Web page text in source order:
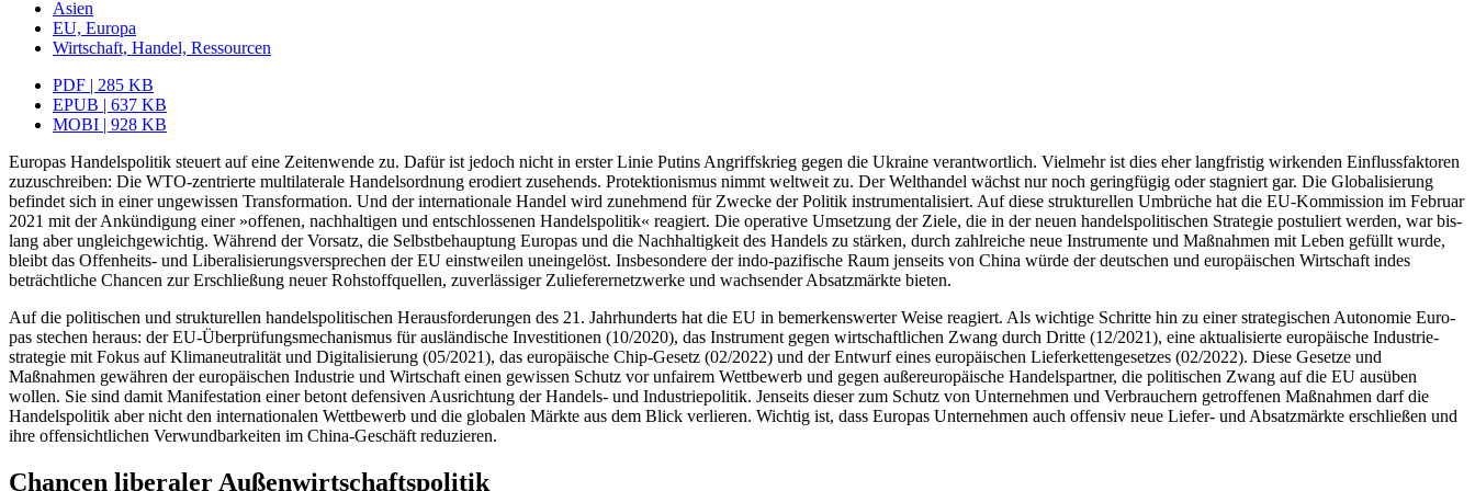
Asien
EU, Europa
Wirtschaft, Handel, Ressourcen
PDF | 285 KB
EPUB | 637 KB
MOBI | 928 KB
Europas Handelspolitik steuert auf eine Zeitenwende zu. Dafür ist jedoch nicht in erster Linie Putins Angriffskrieg gegen die Ukraine verantwortlich. Vielmehr ist dies eher langfristig wirkenden Einflussfaktoren
zuzuschreiben: Die WTO-zentrierte multi­laterale Handelsordnung erodiert zusehends. Protektionismus nimmt weltweit zu. Der Welthandel wächst nur noch geringfügig oder stagniert gar. Die Globalisierung
befin­det sich in einer ungewissen Transformation. Und der internationale Handel wird zunehmend für Zwecke der Politik instrumentalisiert. Auf diese strukturellen Um­brüche hat die EU-Kommission im Februar
2021 mit der Ankündigung einer »offenen, nachhaltigen und entschlossenen Handelspolitik« reagiert. Die operative Umsetzung der Ziele, die in der neuen handelspolitischen Strategie postuliert werden, war bis­
lang aber ungleichgewichtig. Während der Vorsatz, die Selbstbehauptung Europas und die Nachhaltigkeit des Handels zu stärken, durch zahlreiche neue Instrumente und Maßnahmen mit Leben gefüllt wurde,
bleibt das Offenheits- und Liberalisierungs­versprechen der EU einstweilen uneingelöst. Insbesondere der indo-pazifische Raum jenseits von China würde der deutschen und europäischen Wirtschaft indes
beträcht­liche Chancen zur Erschließung neuer Rohstoffquellen, zuverlässiger Zulieferernetzwerke und wachsender Absatzmärkte bieten.
Auf die politischen und strukturellen handelspolitischen Herausforderungen des 21. Jahrhunderts hat die EU in bemerkenswerter Weise reagiert. Als wichtige Schritte hin zu einer strategischen Autonomie Euro­
pas stechen heraus: der EU-Überprüfungs­mechanismus für ausländische Investitionen (10/2020), das Instrument gegen wirt­schaftlichen Zwang durch Dritte (12/2021), eine aktualisierte europäische Industrie­
strategie mit Fokus auf Klimaneutralität und Digitalisierung (05/2021), das europäische Chip-Gesetz (02/2022) und der Entwurf eines europäischen Lieferkettengesetzes (02/2022). Diese Gesetze und
Maßnahmen gewähren der europäischen Industrie und Wirtschaft einen gewissen Schutz vor un­fairem Wettbewerb und gegen außereuropäische Handelspartner, die politischen Zwang auf die EU ausüben
wollen. Sie sind damit Manifestation einer betont defensiven Ausrichtung der Handels- und Industrie­politik. Jenseits dieser zum Schutz von Unternehmen und Verbrauchern getroffenen Maßnahmen darf die
Handelspolitik aber nicht den internationalen Wettbewerb und die globalen Märkte aus dem Blick verlieren. Wichtig ist, dass Europas Unter­nehmen auch offensiv neue Liefer- und Absatzmärkte erschließen und
ihre offen­sichtlichen Verwundbarkeiten im China-Geschäft reduzieren.
Chancen liberaler Außenwirtschaftspolitik